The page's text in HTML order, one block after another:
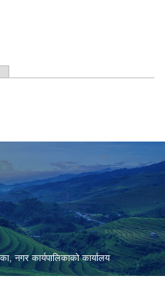
नगर कार्यपालिकाको कार्यालय